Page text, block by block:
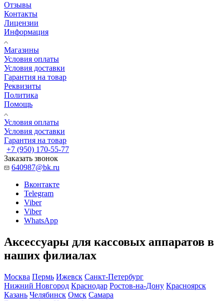
Отзывы
Контакты
Лицензии
Информация
Магазины
Условия оплаты
Условия доставки
Гарантия на товар
Реквизиты
Политика
Помощь
Условия оплаты
Условия доставки
Гарантия на товар
+7 (950) 170-55-77
Заказать звонок
640987@bk.ru
Вконтакте
Telegram
Viber
Viber
WhatsApp
Аксессуары для кассовых аппаратов в
наших филиалах
Москва Пермь Ижевск Санкт-Петербург
Нижний Новгород Краснодар Ростов-на-Дону Красноярск
Казань Челябинск Омск Самара